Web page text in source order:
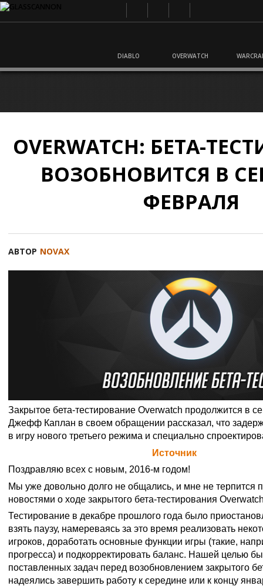
DIABLO OVERWATCH
OVERWATCH: БЕТА-
ВОЗОБНОВИТСЯ В
ФЕВРАЛЯ
АВТОР NOVAX
Закрытое бета-тестирование Overwatch продолжится в
Джефф Каплан в своем обращении рассказал, что
в игру нового третьего режима и специально
Источник
Поздравляю всех с новым, 2016-м годом!
Мы уже довольно долго не общались, и мне не терпится
новостями о ходе закрытого бета-тестирования
Тестирование в декабре прошлого года было
взять паузу, намереваясь за это время реализовать
игроков, доработать основные функции игры (такие,
прогресса) и подкорректировать баланс. Нашей целью
поставленных задач перед возобновлением закрытого
надеялись завершить работу к середине или к концу